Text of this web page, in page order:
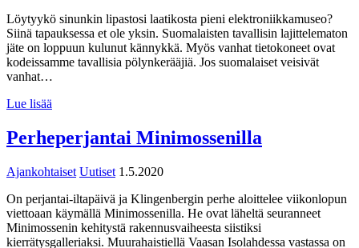
Löytyykö sinunkin lipastosi laatikosta pieni elektroniikkamuseo?
Siinä tapauksessa et ole yksin. Suomalaisten tavallisin lajittelematon
jäte on loppuun kulunut kännykkä. Myös vanhat tietokoneet ovat
kodeissamme tavallisia pölynkerääjiä. Jos suomalaiset veisivät
vanhat…
Lue lisää
Perheperjantai Minimossenilla
Ajankohtaiset Uutiset 1.5.2020
On perjantai-iltapäivä ja Klingenbergin perhe aloittelee viikonlopun
viettoaan käymällä Minimossenilla. He ovat läheltä seuranneet
Minimossenin kehitystä rakennusvaiheesta siistiksi
kierrätysgalleriaksi. Muurahaistiellä Vaasan Isolahdessa vastassa on